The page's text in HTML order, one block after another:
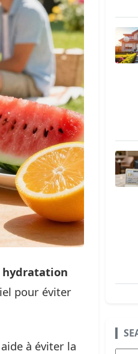
hydratation
pour éviter
à éviter la